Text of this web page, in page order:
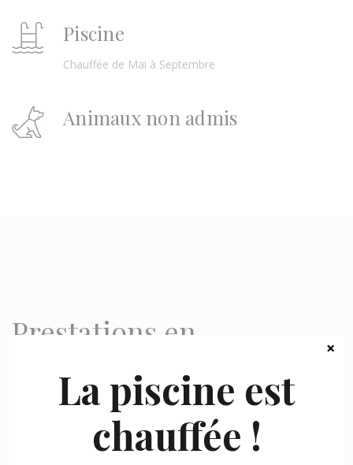
Piscine
Chauffée de Mai à Septembre
Animaux non admis
Prestations en
Repas sur le pouce
La piscine est
chauffée !
×